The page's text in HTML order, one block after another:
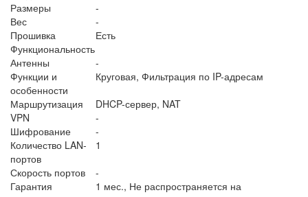
Размеры
-
Вес
-
Прошивка
Есть
Функциональность
Антенны
-
Функции и
особенности
Круговая, Фильтрация по IP-адресам
Маршрутизация
DHCP-сервер, NAT
VPN
-
Шифрование
-
Количество LAN-
портов
1
Скорость портов
-
Гарантия
1 мес., Не распространяется на